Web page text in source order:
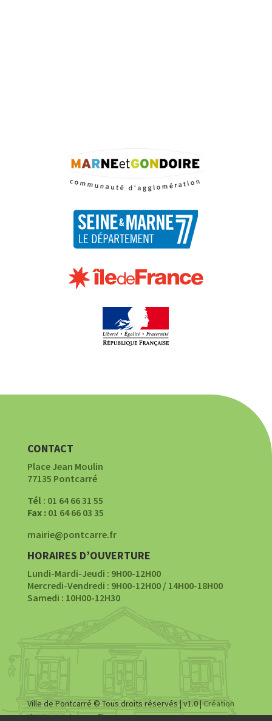
CONTACT
Place Jean Moulin
77135 Pontcarré
Tél: 01 64 66 31 55
Fax :01 64 66 03 35
mairie@pontcarre.fr
HORAIRES D’OUVERTURE
Lundi-Mardi-Jeudi : 9H00-12H00
Mercredi-Vendredi : 9H00-12H00 / 14H00-18H00
Samedi : 10H00-12H30
Ville de Pontcarré © Tous droits réservés | v1.0 | Création
du site par Agence Fluence